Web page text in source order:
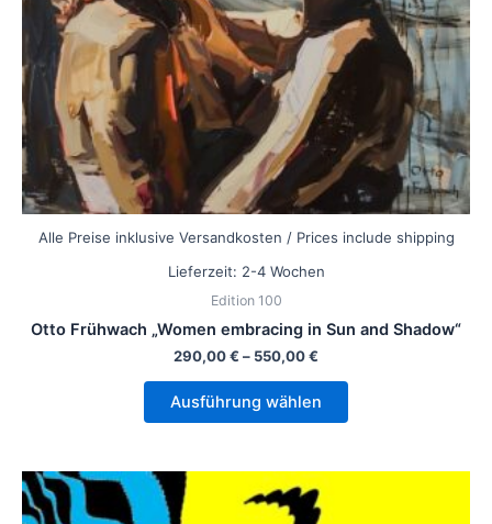
Alle Preise inklusive Versandkosten / Prices include shipping
Lieferzeit: 2-4 Wochen
Edition 100
Otto Frühwach „Women embracing in Sun and Shadow“
290,00€ – 550,00€
Ausführung wählen
auf
der
Produktseite
gewählt
werden